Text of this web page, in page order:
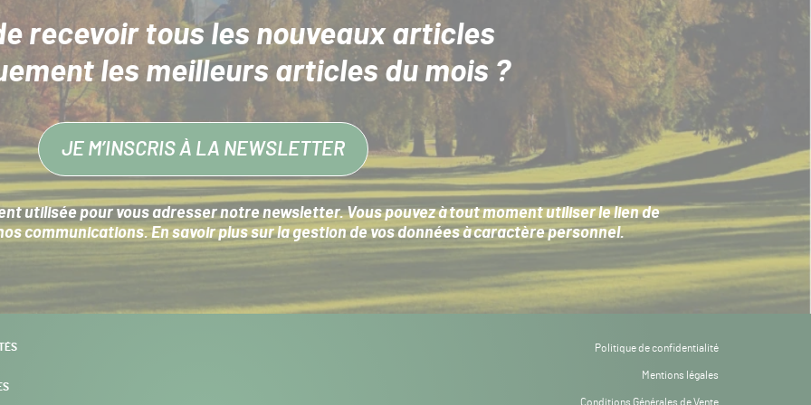
recevoir tous les nouveaux articles
les meilleurs articles du mois ?
JE M’INSCRIS À LA NEWSLETTER
utilisée pour vous adresser notre newsletter. Vous pouvez à tout moment utiliser le lien de
communications. En savoir plus sur lagestion de vos données à caractère personnel.
Politique de confidentialité
Mentions légales
Conditions Générales de Vente